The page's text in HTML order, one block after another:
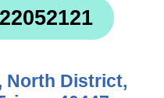
North District,